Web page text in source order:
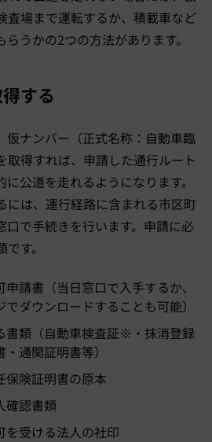
査場まで運転するか、積載車など
うかの2つの方法があります。
する
仮ナンバー（正式名称：自動車臨
取得すれば、申請した通行ルート
公道を走れるようになります。
には、運行経路に含まれる市区町
口で手続きを行います。申請に必
す。
請書（当日窓口で入手するか、
ダウンロードすることも可能）
書類（自動車検査証※・抹消登録
通関証明書等）
保険証明書の原本
確認書類
を受ける法人の社印